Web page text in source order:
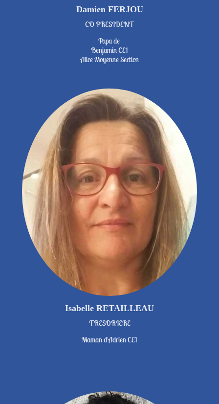
Damien FERJOU
CO PRESIDENT
Papa de
Benjamin CE1
Alice Moyenne Section
Isabelle RETAILLEAU
TRESORIERE
Maman d'Adrien CE1